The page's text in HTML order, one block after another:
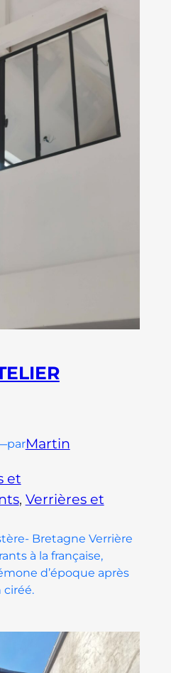
parMartin
et
, Verrières et
Bretagne Verrière
à la française,
d’époque après
ciréé.